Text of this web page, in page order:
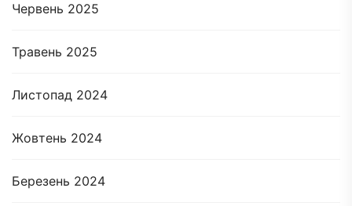
Червень 2025
Травень 2025
Листопад 2024
Жовтень 2024
Березень 2024